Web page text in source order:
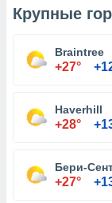
Крупные
Braintree
+27°
Haverhill
+28°
Бери-
+27°